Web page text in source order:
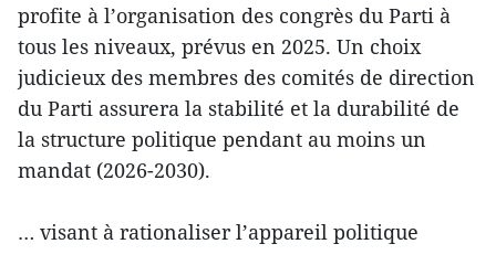
profite à l’organisation des congrès du Parti à
tous les niveaux, prévus en 2025. Un choix
judicieux des membres des comités de direction
du Parti assurera la stabilité et la durabilité de
la structure politique pendant au moins un
mandat (2026-2030).
… visant à rationaliser l’appareil politique